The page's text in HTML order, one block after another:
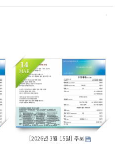
14
MAR
143
[2026년 3월 15일] 주보